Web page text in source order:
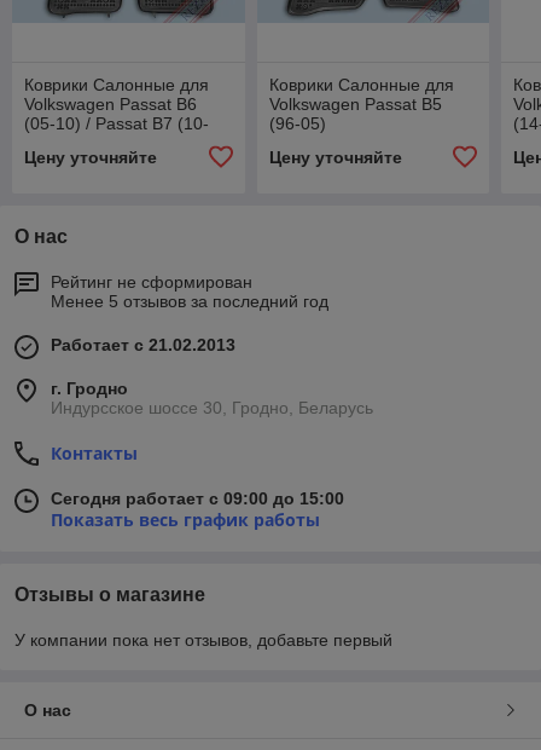
Коврики Салонные для
Volkswagen Passat B6
(05-10) / Passat B7 (10-
Цену уточняйте
Коврики Салонные для
Volkswagen Passat B5
(96-05)
Цену уточняйте
О нас
Рейтинг не сформирован
Менее 5 отзывов за последний год
Работает с 21.02.2013
г. Гродно
Индурсское шоссе 30, Гродно, Беларусь
Контакты
Сегодня работает с 09:00 до 15:00
Показать весь график работы
Отзывы о магазине
У компании пока нет отзывов, добавьте первый
О нас